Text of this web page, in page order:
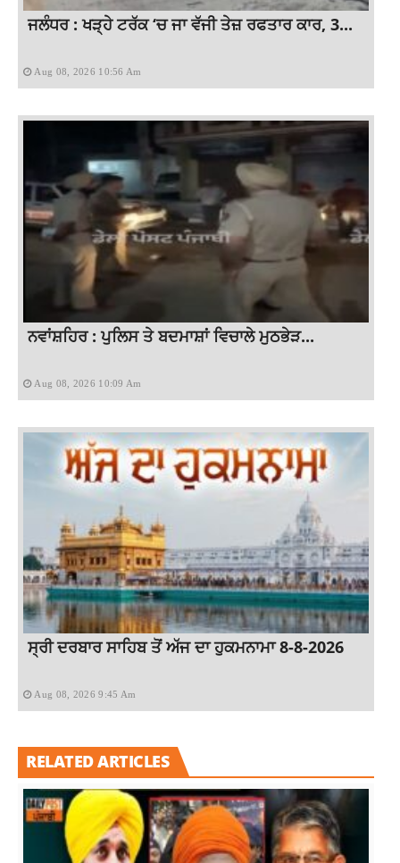
ਜਲੰਧਰ : ਖੜ੍ਹੇ ਟਰੱਕ ‘ਚ ਜਾ ਵੱਜੀ ਤੇਜ਼ ਰਫਤਾਰ ਕਾਰ, 3...
Aug 08, 2026 10:56 Am
ਨਵਾਂਸ਼ਹਿਰ : ਪੁਲਿਸ ਤੇ ਬਦਮਾਸ਼ਾਂ ਵਿਚਾਲੇ ਮੁਠਭੇੜ...
Aug 08, 2026 10:09 Am
ਸ੍ਰੀ ਦਰਬਾਰ ਸਾਹਿਬ ਤੋਂ ਅੱਜ ਦਾ ਹੁਕਮਨਾਮਾ 8-8-2026
Aug 08, 2026 9:45 Am
RELATED ARTICLES